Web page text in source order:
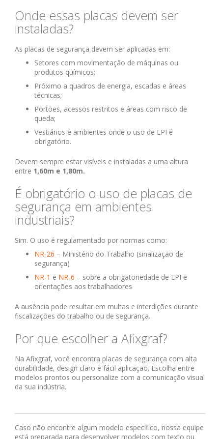
Onde essas placas devem ser
instaladas?
As placas de segurança devem ser aplicadas em:
Setores com movimentação de máquinas ou
produtos químicos;
Próximo a quadros de energia, escadas e áreas
técnicas;
Portões, acessos restritos e áreas com risco de
queda;
Vestiários e ambientes onde o uso de EPI é
obrigatório.
Devem sempre estar visíveis e instaladas a uma altura
entre 1,60m e 1,80m.
É obrigatório o uso de placas de
segurança em ambientes
industriais?
Sim. O uso é regulamentado por normas como:
NR-26 – Ministério do Trabalho (sinalização de
segurança)
NR-1 e NR-6 – sobre a obrigatoriedade de EPI e
orientações aos trabalhadores
A ausência pode resultar em multas e interdições durante
fiscalizações do trabalho ou de segurança.
Por que escolher a Afixgraf?
Na Afixgraf, você encontra placas de segurança com alta
durabilidade, design claro e fácil aplicação. Escolha entre
modelos prontos ou personalize com a comunicação visual
da sua indústria.
Caso não encontre algum modelo específico, nossa equipe
está preparada para desenvolver modelos com texto ou